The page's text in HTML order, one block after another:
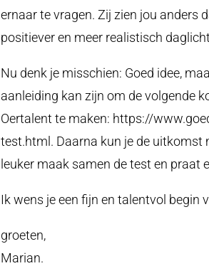
ernaar te vragen. Zij zien jou anders
positiever en meer realistisch
Nu denk je misschien: Goed idee,
aanleiding kan zijn om de volgende
Oertalent te maken: https://
test.html. Daarna kun je de uitkomst
leuker maak samen de test en praat
Ik wens je een fijn en talentvol begin
groeten,
Marian.